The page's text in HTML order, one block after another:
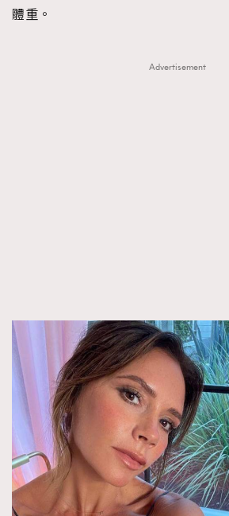
體重。
Advertisement